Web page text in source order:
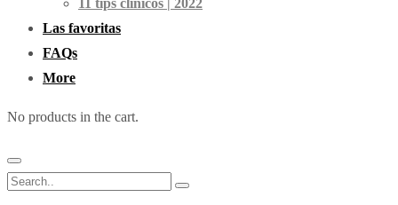
11 tips clínicos | 2022
Las favoritas
FAQs
More
No products in the cart.